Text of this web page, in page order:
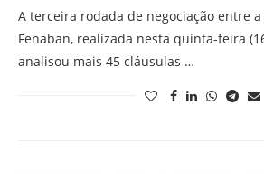
A terceira rodada de negociação entre a
Fenaban, realizada nesta quinta-feira
analisou mais 45 cláusulas …